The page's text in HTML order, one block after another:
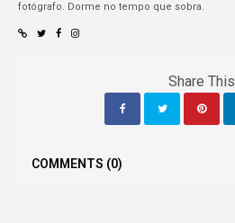
fotógrafo. Dorme no tempo que sobra.
Share This
COMMENTS (0)